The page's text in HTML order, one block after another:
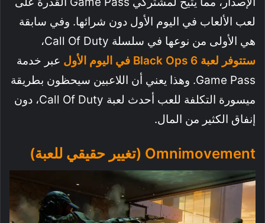
لعب الألعاب في اليوم الأول دون شرائها. وفي سابقة
هي الأولى من نوعها في سلسلة Call Of Duty،
ستتوفر لعبة Black Ops 6 في اليوم الأول
عبر خدمة
Game Pass. وهذا يعني أن اللاعبين سيحظون بطريقة
ميسورة التكلفة للعب أحدث لعبة Call Of Duty، دون
إنفاق الكثير من المال.
Omnimovement (تغيير حقيقي للعبة)